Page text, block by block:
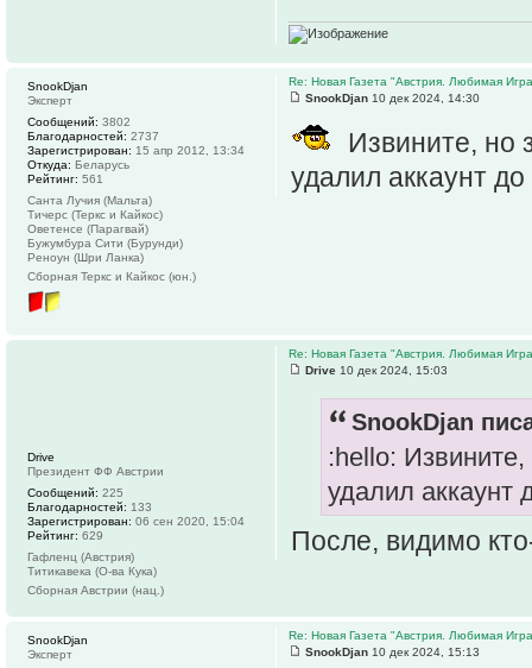
Re: Новая Газета "Австрия. Любимая
SnookDjan 10 дек 2024, 14:30
Извините, но
удалил аккаунт
SnookDjan
Эксперт
Сообщений: 3802
Благодарностей: 2737
Зарегистрирован: 15 апр 2012, 13:34
Откуда: Беларусь
Рейтинг: 561
Санта Лучия (Мальта)
Тичерс (Теркс и Кайкос)
Оветенсе (Парагвай)
Бужумбура Сити (Бурунди)
Реноун (Шри Ланка)
Сборная Теркс и Кайкос (юн.)
Re: Новая Газета "Австрия. Любимая
Drive 10 дек 2024, 15:03
SnookDjan
:hello:
удалил аккаунт
После, видимо
Drive
Президент ФФ Австрии
Сообщений: 225
Благодарностей: 133
Зарегистрирован: 06 сен 2020, 15:04
Рейтинг: 629
Гафленц (Австрия)
Титикавека (О-ва Кука)
Сборная Австрии (нац.)
Re: Новая Газета "Австрия. Любимая
SnookDjan 10 дек 2024, 15:13
SnookDjan
Эксперт